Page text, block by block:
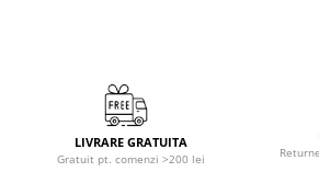
LIVRARE GRATUITA
Gratuit pt. comenzi >200 lei